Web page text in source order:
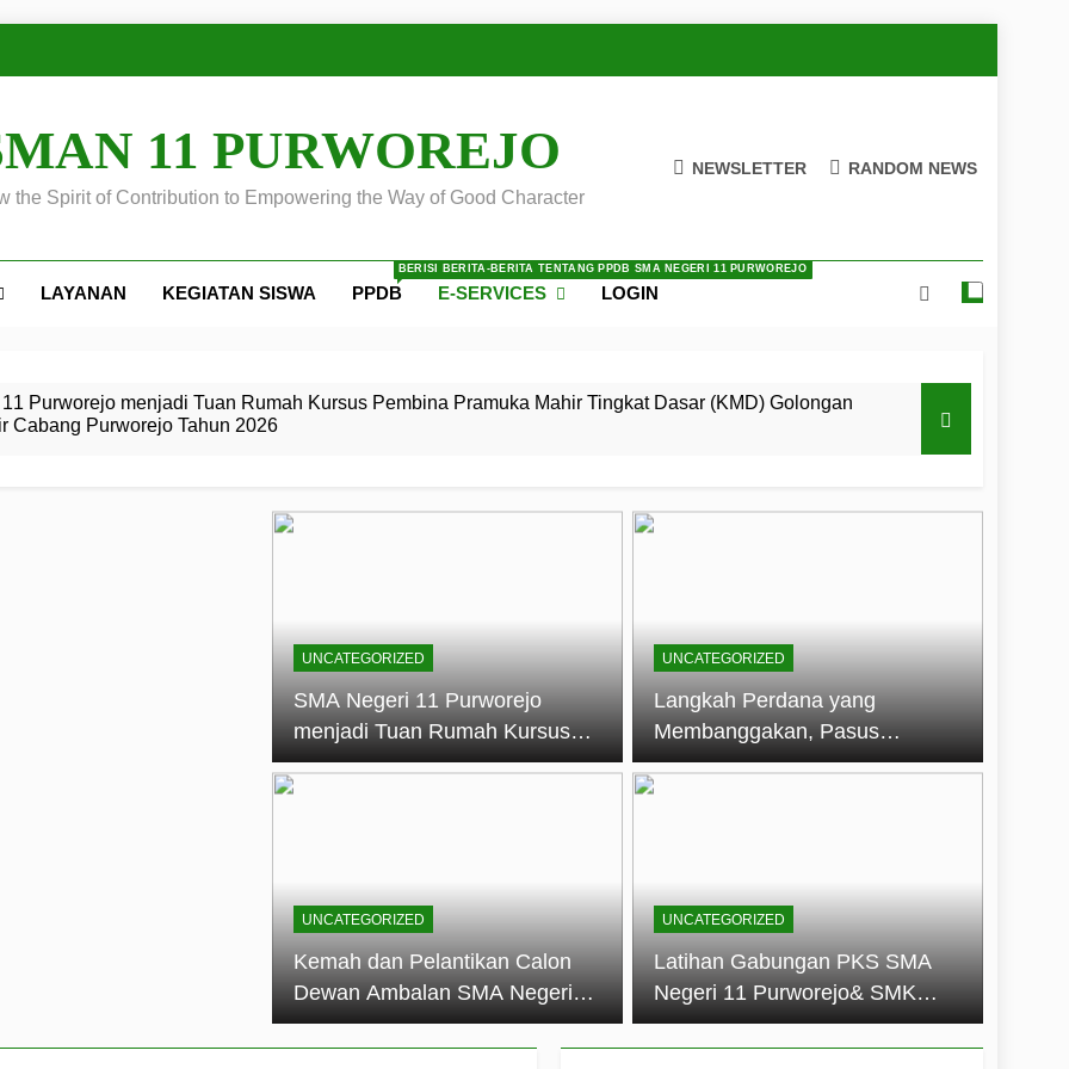
11 PURWOREJO
the Spirit of Contribution to Empowering the Way of Good Character
NEWSLETTER RANDOM NEWS
LAYANAN KEGIATAN SISWA PPDB
BERISI BERITA-BERITA TENTANG PPDB SMA NEGERI 11 PURWOREJO
E-SERVICES LOGIN
Purworejo menjadi Tuan Rumah Kursus Pembina Pramuka Mahir Tingkat Dasar (KMD) Golongan
Cabang Purworejo Tahun 2026
Calon Dewan Ambalan SMA Negeri 11 Purworejo: Membentuk Jiwa Kepemimpinan, Disiplin,
11 Purworejo Sukses Gelar LPBB Jatayudha Open 2 Tahun 2026
Tingkat
Gugus Depan
di LKBB
oleh Pasukan Khusus
11
Negeri 11 Purworejo
menjadi lokasi pelaksanaan
UNCATEGORIZED
SMA Negeri 11 Purworejo
menjadi Tuan Rumah Kursus
Pembina Pramuka Mahir
UNCATEGORIZED
Langkah Perdana yang
Membanggakan, Pasus
Jatayudha Ukir Prestasi di
UNCATEGORIZED
Kemah dan Pelantikan Calon
Dewan Ambalan SMA Negeri
11 Purworejo: Membentuk Jiwa
Kepemimpinan, Disiplin, dan
UNCATEGORIZED
Latihan Gabungan PKS SMA
Negeri 11 Purworejo& SMK
Negeri 6 Purworejo:
Membangun Disiplin,